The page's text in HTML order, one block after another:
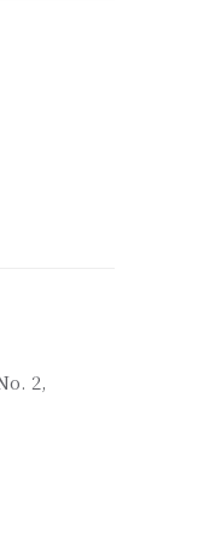
2,